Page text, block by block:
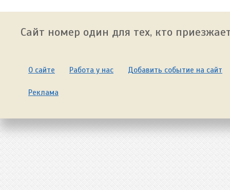
Сайт номер один для тех, кто
О сайте Работа у нас Добавить событие на сайт
Реклама